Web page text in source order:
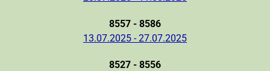
8557 - 8586
13.07.2025 - 27.07.2025
8527 - 8556